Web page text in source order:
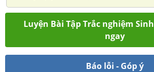
Luyện Bài Tập Trắc nghiệm
ngay
Báo lỗi - Góp ý